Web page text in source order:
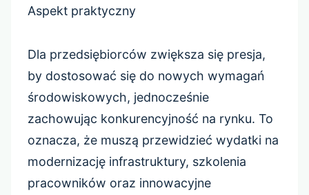
Aspekt praktyczny
Dla przedsiębiorców zwiększa się presja,
by dostosować się do nowych wymagań
środowiskowych, jednocześnie
zachowując konkurencyjność na rynku. To
oznacza, że muszą przewidzieć wydatki na
modernizację infrastruktury, szkolenia
pracowników oraz innowacyjne